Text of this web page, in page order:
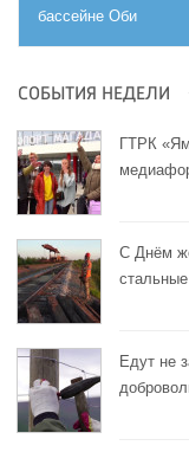
бассейне Оби
СОБЫТИЯ НЕДЕЛИ
ГТРК
С Днём
Едут не